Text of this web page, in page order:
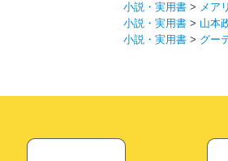
小説・実用書 > メア
小説・実用書 > 山本
小説・実用書 > グー